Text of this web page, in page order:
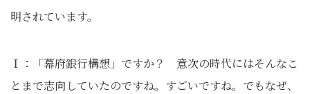
明されています。
Ｉ：「幕府銀行構想」ですか？ 意次の時代にはそんなこ
とまで志向していたのですね。すごいですね。でもなぜ、